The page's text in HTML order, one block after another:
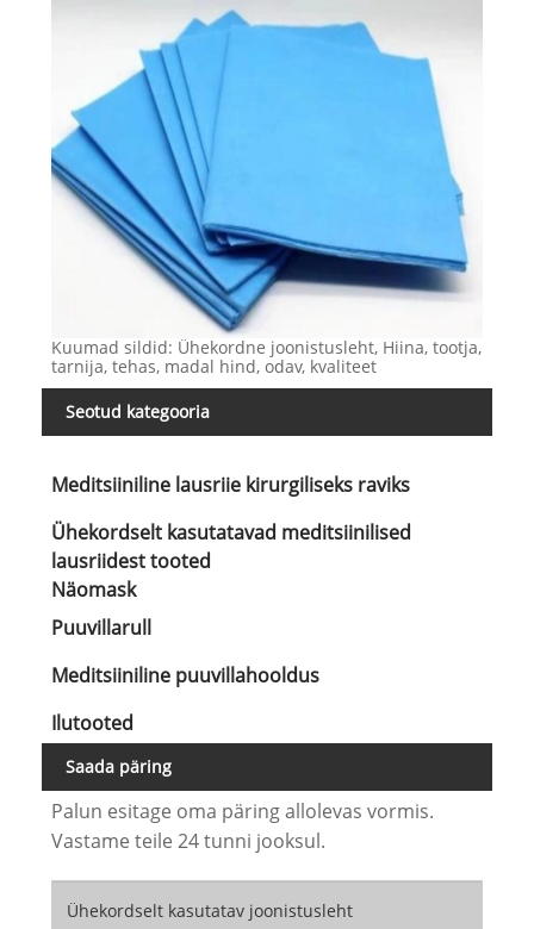
Kuumad sildid: Ühekordne joonistusleht, Hiina, tootja,
tarnija, tehas, madal hind, odav, kvaliteet
Seotud kategooria
Meditsiiniline lausriie kirurgiliseks raviks
Ühekordselt kasutatavad meditsiinilised
lausriidest tooted
Näomask
Puuvillarull
Meditsiiniline puuvillahooldus
Ilutooted
Saada päring
Palun esitage oma päring allolevas vormis.
Vastame teile 24 tunni jooksul.